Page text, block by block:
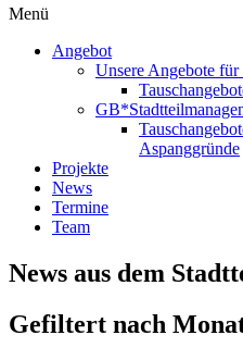
Menü
Angebot
Unsere Angebote für
Aspanggründe
Projekte
News
Termine
Team
News aus dem
Gefiltert nach